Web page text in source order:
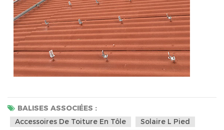
BALISES ASSOCIÉES :
Accessoires De Toiture En Tôle
Solaire L Pied